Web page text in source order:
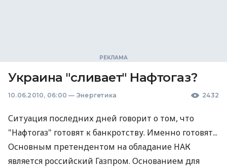
Украина "сливает" Нафтогаз?
10.06.2010, 06:00 — Энергетика 2432
Ситуация последних дней говорит о том, что
"Нафтогаз" готовят к банкротству. Именно готовят...
Основным претендентом на обладание НАК
является российский Газпром. Основанием для